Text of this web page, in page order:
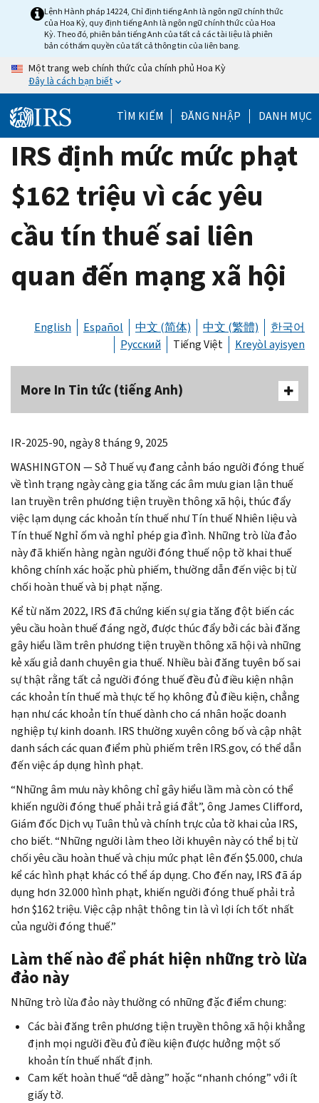
Lệnh Hành pháp 14224, Chỉ định tiếng Anh là ngôn ngữ chính thức
của Hoa Kỳ, quy định tiếng Anh là ngôn ngữ chính thức của Hoa
Kỳ. Theo đó, phiên bản tiếng Anh của tất cả các tài liệu là phiên
bản có thẩm quyền của tất cả thông tin của liên bang.
Một trang web chính thức của chính phủ Hoa Kỳ
Đây là cách bạn biết
TÌM KIẾM ĐĂNG NHẬP DANH MỤC
IRS định mức mức phạt
$162 triệu vì các yêu
cầu tín thuế sai liên
quan đến mạng xã hội
English Español 中文 (简体) 中文 (繁體)
한국어
Русский
Tiếng Việt Kreyòl ayisyen
More In Tin tức (tiếng Anh)
IR-2025-90, ngày 8 tháng 9, 2025
WASHINGTON — Sở Thuế vụ đang cảnh báo người đóng thuế
về tình trạng ngày càng gia tăng các âm mưu gian lận thuế
lan truyền trên phương tiện truyền thông xã hội, thúc đẩy
việc lạm dụng các khoản tín thuế như Tín thuế Nhiên liệu và
Tín thuế Nghỉ ốm và nghỉ phép gia đình. Những trò lừa đảo
này đã khiến hàng ngàn người đóng thuế nộp tờ khai thuế
không chính xác hoặc phù phiếm, thường dẫn đến việc bị từ
chối hoàn thuế và bị phạt nặng.
Kể từ năm 2022, IRS đã chứng kiến sự gia tăng đột biến các
yêu cầu hoàn thuế đáng ngờ, được thúc đẩy bởi các bài đăng
gây hiểu lầm trên phương tiện truyền thông xã hội và những
kẻ xấu giả danh chuyên gia thuế. Nhiều bài đăng tuyên bố sai
sự thật rằng tất cả người đóng thuế đều đủ điều kiện nhận
các khoản tín thuế mà thực tế họ không đủ điều kiện, chẳng
hạn như các khoản tín thuế dành cho cá nhân hoặc doanh
nghiệp tự kinh doanh. IRS thường xuyên công bố và cập nhật
danh sách các quan điểm phù phiếm trên IRS.gov, có thể dẫn
đến việc áp dụng hình phạt.
“Những âm mưu này không chỉ gây hiểu lầm mà còn có thể
khiến người đóng thuế phải trả giá đắt”, ông James Clifford,
Giám đốc Dịch vụ Tuân thủ và chính trực của tờ khai của IRS,
cho biết. “Những người làm theo lời khuyên này có thể bị từ
chối yêu cầu hoàn thuế và chịu mức phạt lên đến $5.000, chưa
kể các hình phạt khác có thể áp dụng. Cho đến nay, IRS đã áp
dụng hơn 32.000 hình phạt, khiến người đóng thuế phải trả
hơn $162 triệu. Việc cập nhật thông tin là vì lợi ích tốt nhất
của người đóng thuế.”
Làm thế nào để phát hiện những trò lừa
đảo này
Những trò lừa đảo này thường có những đặc điểm chung:
Các bài đăng trên phương tiện truyền thông xã hội khẳng
định mọi người đều đủ điều kiện được hưởng một số
khoản tín thuế nhất định.
Cam kết hoàn thuế “dễ dàng” hoặc “nhanh chóng” với ít
giấy tờ.